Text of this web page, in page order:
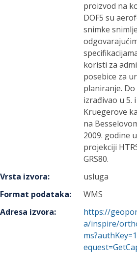
proizvod na
DOF5 su
snimke
koristi za
posebice za
planiranje. Do
izrađivao u 5.
Kruegerove
na
2009. godine
projekciji
GRS80.
Vrsta izvora:
usluga
Format podataka:
WMS
Adresa izvora:
https://
a/inspire/